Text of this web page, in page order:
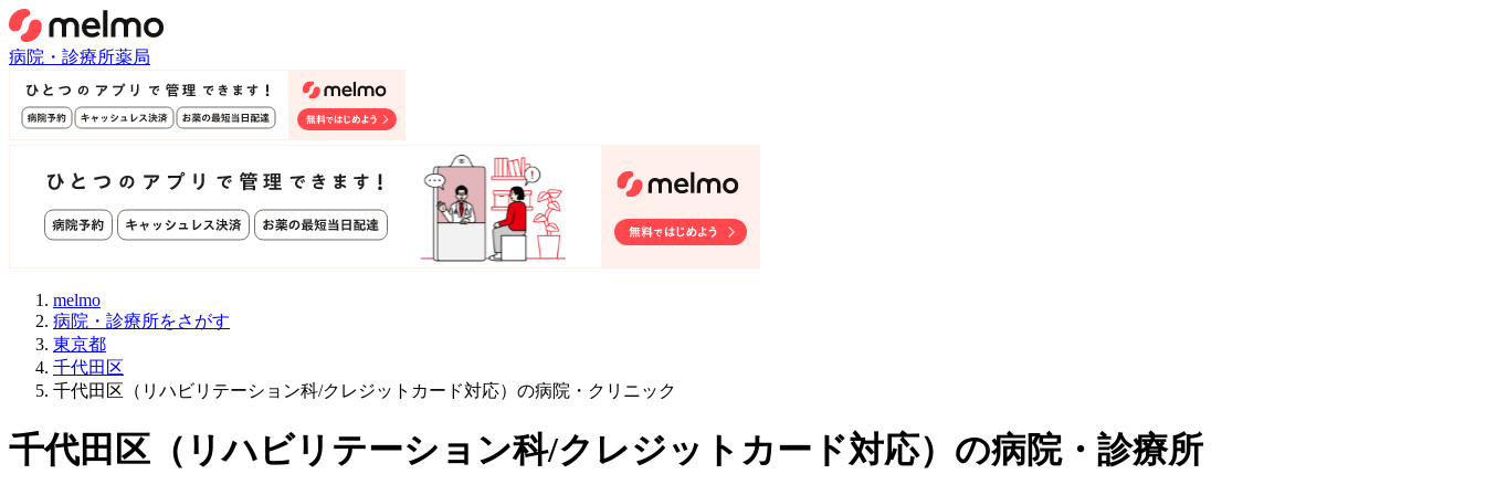
病院・診療所薬局
melmo
病院・診療所をさがす
東京都
千代田区
千代田区（リハビリテーション科/クレジットカード対応）の病院・クリニック
千代田区 （ リハビリテーション科/クレジットカード対応） の病院・診療所